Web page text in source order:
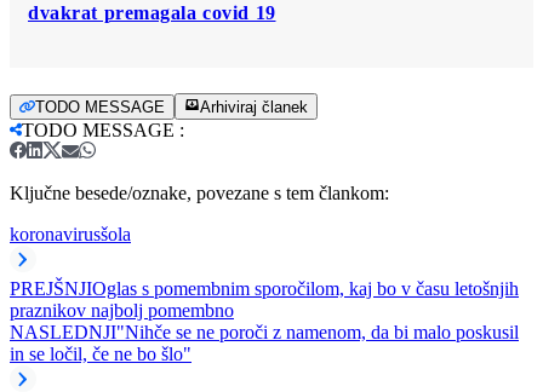
dvakrat premagala covid 19
TODO MESSAGE Arhiviraj članek
TODO MESSAGE :
Ključne besede/oznake, povezane s tem člankom:
koronavirusšola
PREJŠNJIOglas s pomembnim sporočilom, kaj bo v času letošnjih
praznikov najbolj pomembno
NASLEDNJI"Nihče se ne poroči z namenom, da bi malo poskusil
in se ločil, če ne bo šlo"